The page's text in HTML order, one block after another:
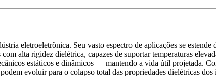
eletroeletrônica. Seu vasto espectro de aplicações se estende
alta rigidez dielétrica, capazes de suportar temperaturas
estáticos e dinâmicos — mantendo a vida útil projetada.
evoluir para o colapso total das propriedades dielétricas dos